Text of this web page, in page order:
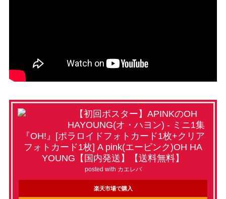
【初回ポスター】APINKのOH
HAYOUNG(オ・ハヨン) - ミニ1集
『OH!』[ポラロイドフォトカード1枚+クリア
フォトカード1枚] A pink(エーピンク)OH HA
YOUNG【国内発送】【送料無料】
posted with カエレバ
楽天市場で購入